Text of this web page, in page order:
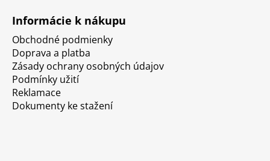
Informácie k nákupu
Obchodné podmienky
Doprava a platba
Zásady ochrany osobných údajov
Podmínky užití
Reklamace
Dokumenty ke stažení